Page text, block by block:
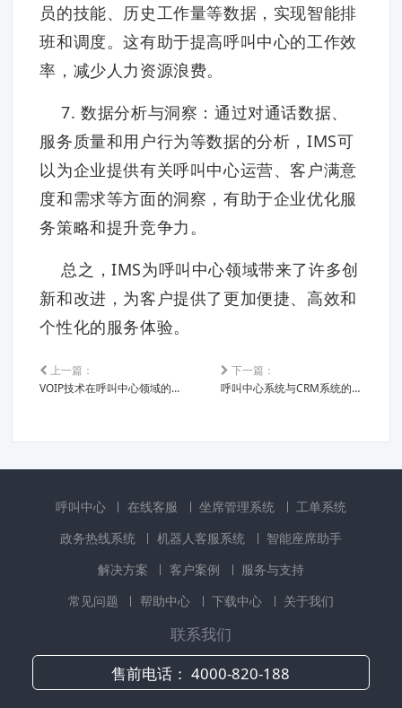
员的技能、历史工作量等数据，实现智能排
班和调度。这有助于提高呼叫中心的工作效
率，减少人力资源浪费。
7. 数据分析与洞察：通过对通话数据、
服务质量和用户行为等数据的分析，IMS可
以为企业提供有关呼叫中心运营、客户满意
度和需求等方面的洞察，有助于企业优化服
务策略和提升竞争力。
总之，IMS为呼叫中心领域带来了许多创
新和改进，为客户提供了更加便捷、高效和
个性化的服务体验。
上一篇：
VOIP技术在呼叫中心领域的应用
下一篇：
呼叫中心系统与CRM系统的关系
呼叫中心 在线客服 坐席管理系统
工单系统
政务热线系统
机器人客服系统
智能座席助手
解决方案
客户案例
服务与支持
常见问题
帮助中心 下载中心 关于我们
联系我们
售前电话：4000-820-188